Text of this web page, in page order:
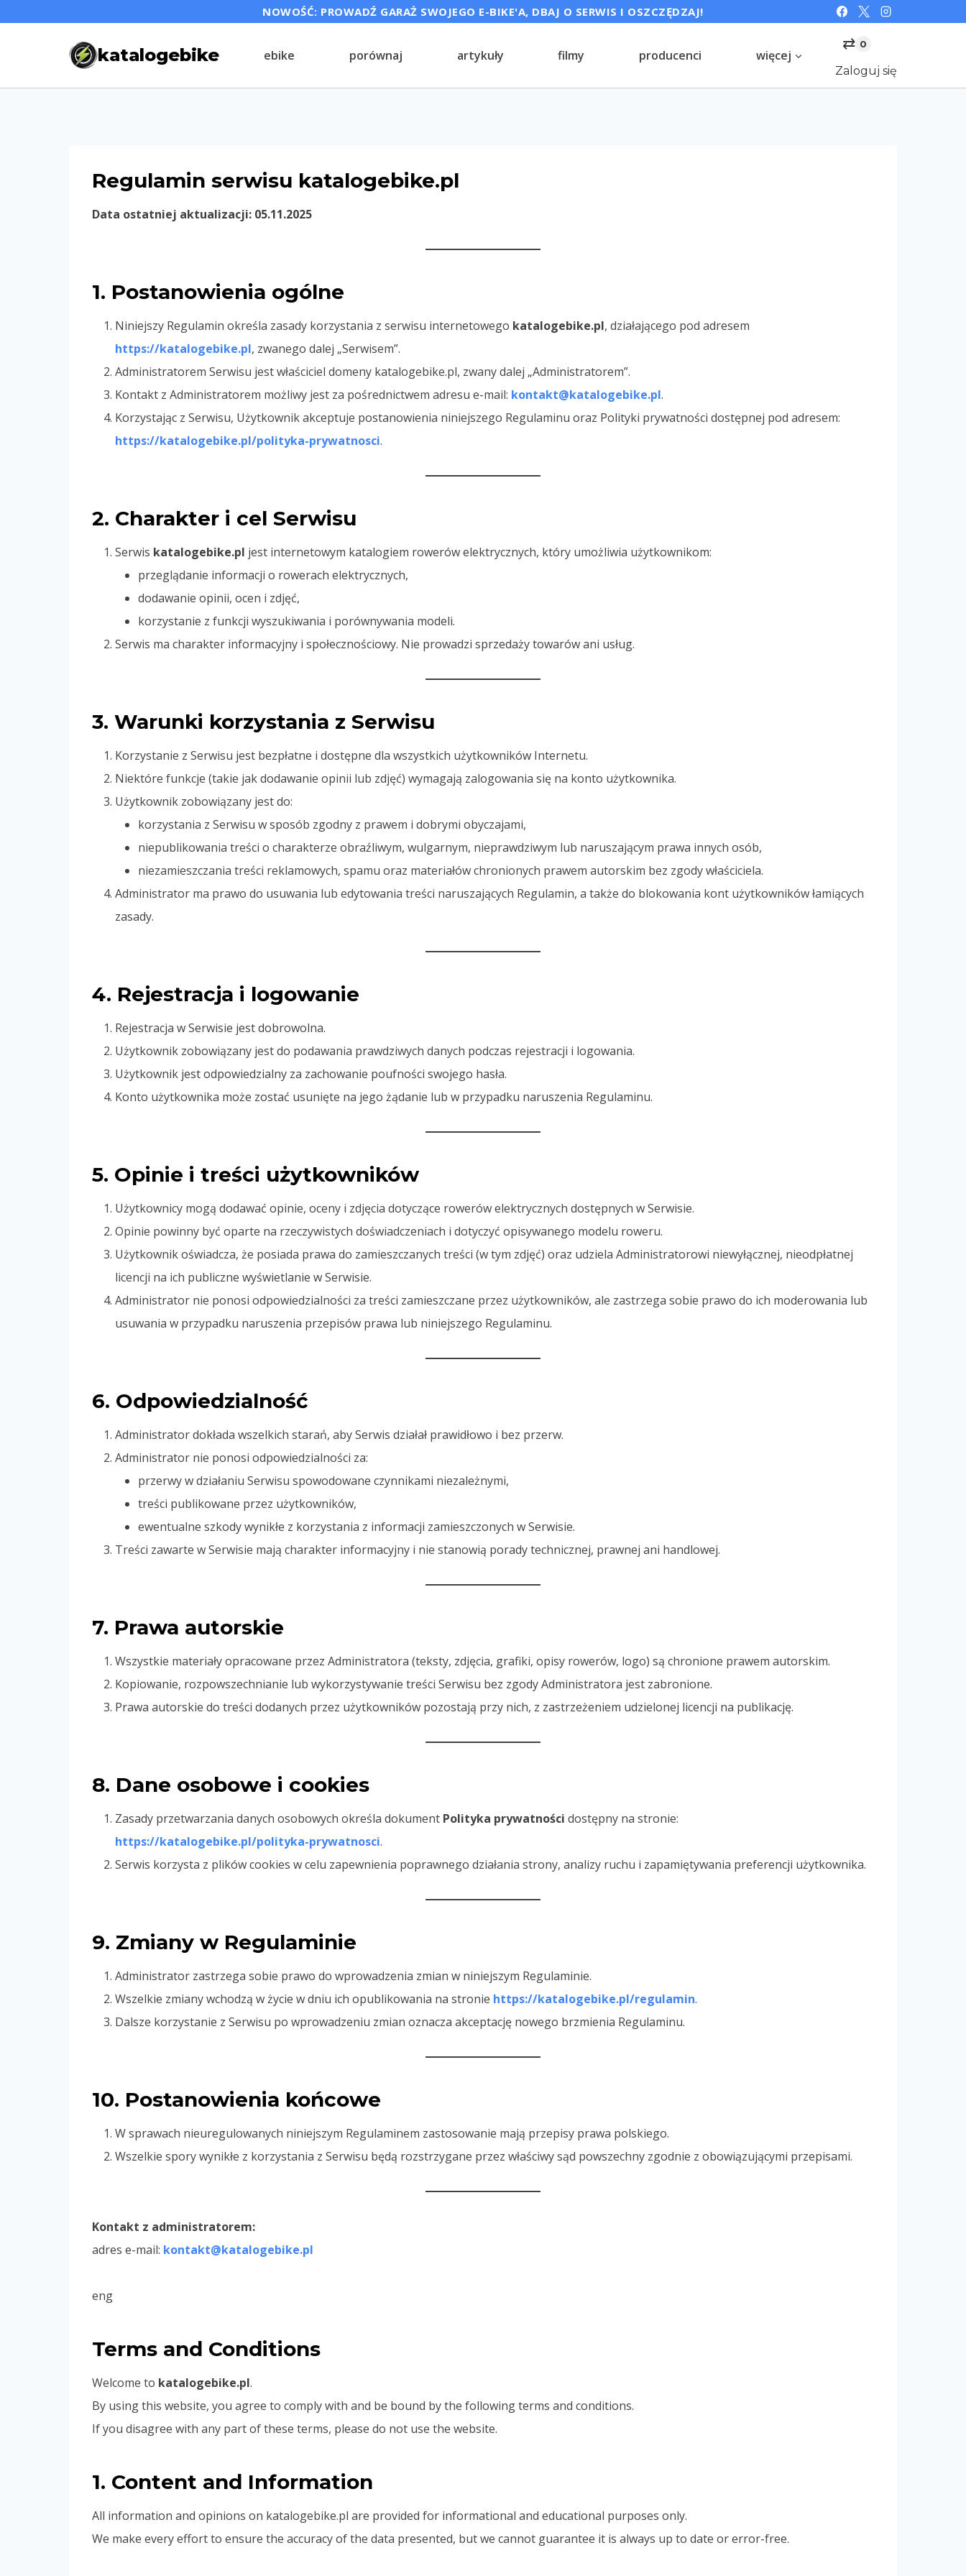
NOWOŚĆ: PROWADŹ GARAŻ SWOJEGO E-BIKE'A, DBAJ O SERWIS I OSZCZĘDZAJ!
katalogebike ebike porównaj artykuły filmy producenci więcej
⇄ 0
Zaloguj się
Regulamin serwisu katalogebike.pl
Data ostatniej aktualizacji: 05.11.2025
1. Postanowienia ogólne
Niniejszy Regulamin określa zasady korzystania z serwisu internetowego katalogebike.pl, działającego pod adresem
https://katalogebike.pl, zwanego dalej „Serwisem”.
Administratorem Serwisu jest właściciel domeny katalogebike.pl, zwany dalej „Administratorem”.
Kontakt z Administratorem możliwy jest za pośrednictwem adresu e-mail: kontakt@katalogebike.pl.
Korzystając z Serwisu, Użytkownik akceptuje postanowienia niniejszego Regulaminu oraz Polityki prywatności dostępnej pod adresem:
https://katalogebike.pl/polityka-prywatnosci.
2. Charakter i cel Serwisu
Serwis katalogebike.pl jest internetowym katalogiem rowerów elektrycznych, który umożliwia użytkownikom:
przeglądanie informacji o rowerach elektrycznych,
dodawanie opinii, ocen i zdjęć,
korzystanie z funkcji wyszukiwania i porównywania modeli.
Serwis ma charakter informacyjny i społecznościowy. Nie prowadzi sprzedaży towarów ani usług.
3. Warunki korzystania z Serwisu
Korzystanie z Serwisu jest bezpłatne i dostępne dla wszystkich użytkowników Internetu.
Niektóre funkcje (takie jak dodawanie opinii lub zdjęć) wymagają zalogowania się na konto użytkownika.
Użytkownik zobowiązany jest do:
korzystania z Serwisu w sposób zgodny z prawem i dobrymi obyczajami,
niepublikowania treści o charakterze obraźliwym, wulgarnym, nieprawdziwym lub naruszającym prawa innych osób,
niezamieszczania treści reklamowych, spamu oraz materiałów chronionych prawem autorskim bez zgody właściciela.
Administrator ma prawo do usuwania lub edytowania treści naruszających Regulamin, a także do blokowania kont użytkowników łamiących
zasady.
4. Rejestracja i logowanie
Rejestracja w Serwisie jest dobrowolna.
Użytkownik zobowiązany jest do podawania prawdziwych danych podczas rejestracji i logowania.
Użytkownik jest odpowiedzialny za zachowanie poufności swojego hasła.
Konto użytkownika może zostać usunięte na jego żądanie lub w przypadku naruszenia Regulaminu.
5. Opinie i treści użytkowników
Użytkownicy mogą dodawać opinie, oceny i zdjęcia dotyczące rowerów elektrycznych dostępnych w Serwisie.
Opinie powinny być oparte na rzeczywistych doświadczeniach i dotyczyć opisywanego modelu roweru.
Użytkownik oświadcza, że posiada prawa do zamieszczanych treści (w tym zdjęć) oraz udziela Administratorowi niewyłącznej, nieodpłatnej
licencji na ich publiczne wyświetlanie w Serwisie.
Administrator nie ponosi odpowiedzialności za treści zamieszczane przez użytkowników, ale zastrzega sobie prawo do ich moderowania lub
usuwania w przypadku naruszenia przepisów prawa lub niniejszego Regulaminu.
6. Odpowiedzialność
Administrator dokłada wszelkich starań, aby Serwis działał prawidłowo i bez przerw.
Administrator nie ponosi odpowiedzialności za:
przerwy w działaniu Serwisu spowodowane czynnikami niezależnymi,
treści publikowane przez użytkowników,
ewentualne szkody wynikłe z korzystania z informacji zamieszczonych w Serwisie.
Treści zawarte w Serwisie mają charakter informacyjny i nie stanowią porady technicznej, prawnej ani handlowej.
7. Prawa autorskie
Wszystkie materiały opracowane przez Administratora (teksty, zdjęcia, grafiki, opisy rowerów, logo) są chronione prawem autorskim.
Kopiowanie, rozpowszechnianie lub wykorzystywanie treści Serwisu bez zgody Administratora jest zabronione.
Prawa autorskie do treści dodanych przez użytkowników pozostają przy nich, z zastrzeżeniem udzielonej licencji na publikację.
8. Dane osobowe i cookies
Zasady przetwarzania danych osobowych określa dokument Polityka prywatności dostępny na stronie:
https://katalogebike.pl/polityka-prywatnosci.
Serwis korzysta z plików cookies w celu zapewnienia poprawnego działania strony, analizy ruchu i zapamiętywania preferencji użytkownika.
9. Zmiany w Regulaminie
Administrator zastrzega sobie prawo do wprowadzenia zmian w niniejszym Regulaminie.
Wszelkie zmiany wchodzą w życie w dniu ich opublikowania na stronie https://katalogebike.pl/regulamin.
Dalsze korzystanie z Serwisu po wprowadzeniu zmian oznacza akceptację nowego brzmienia Regulaminu.
10. Postanowienia końcowe
W sprawach nieuregulowanych niniejszym Regulaminem zastosowanie mają przepisy prawa polskiego.
Wszelkie spory wynikłe z korzystania z Serwisu będą rozstrzygane przez właściwy sąd powszechny zgodnie z obowiązującymi przepisami.
Kontakt z administratorem:
adres e-mail: kontakt@katalogebike.pl
eng
Terms and Conditions
Welcome to katalogebike.pl.
By using this website, you agree to comply with and be bound by the following terms and conditions.
If you disagree with any part of these terms, please do not use the website.
1. Content and Information
All information and opinions on katalogebike.pl are provided for informational and educational purposes only.
We make every effort to ensure the accuracy of the data presented, but we cannot guarantee it is always up to date or error-free.